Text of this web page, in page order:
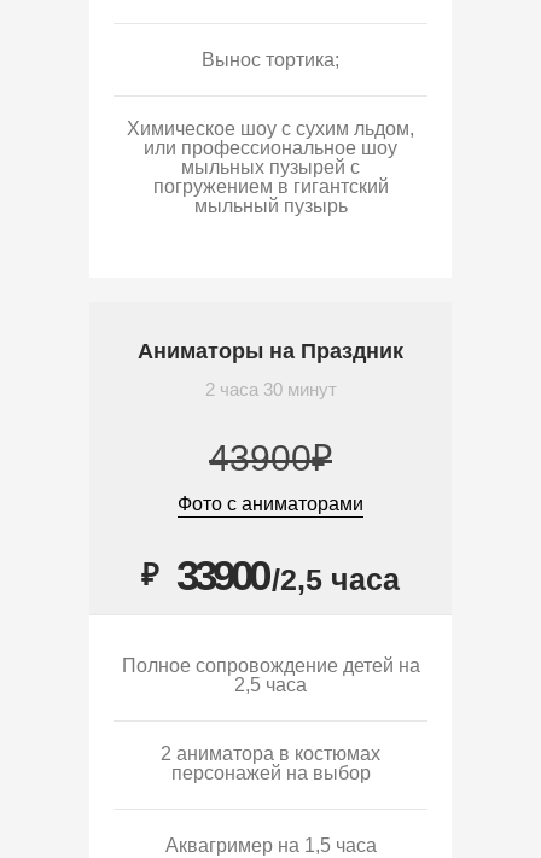
Вынос тортика;
Химическое шоу с сухим льдом,
или профессиональное шоу
мыльных пузырей с
погружением в гигантский
мыльный пузырь
Аниматоры на Праздник
2 часа 30 минут
43900₽
Фото с аниматорами
₽ 33900/2,5 часа
Полное сопровождение детей на
2,5 часа
2 аниматора в костюмах
персонажей на выбор
Аквагример на 1,5 часа